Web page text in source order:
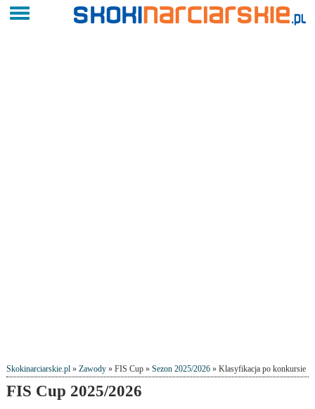
Skokinarciarskie.pl» Zawody» FIS Cup » Sezon 2025/2026» Klasyfikacja po konkursie
FIS Cup 2025/2026